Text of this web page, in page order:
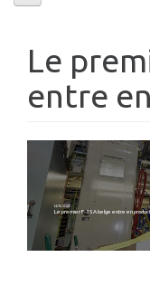
Le
entre
14/11/2022
Le premier F-35A belge entre en